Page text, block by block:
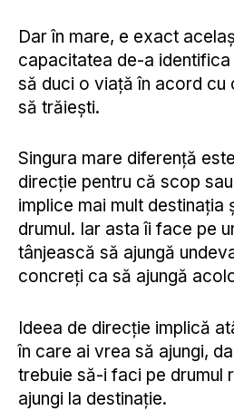
Dar în mare, e exact
capacitatea de-a
să duci o viață în acord cu
să trăiești.
Singura mare diferență
direcție pentru că scop
implice mai mult destinația
drumul. Iar asta îi face pe
tânjească să ajungă
concreți ca să ajungă
Ideea de direcție implică
în care ai vrea să ajungi,
trebuie să-i faci pe drumul
ajungi la destinație.